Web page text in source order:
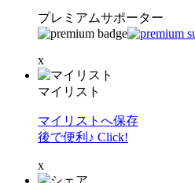
プレミアムサポーター
x
マイリスト
マイリストへ保存
後で便利♪ Click!
x